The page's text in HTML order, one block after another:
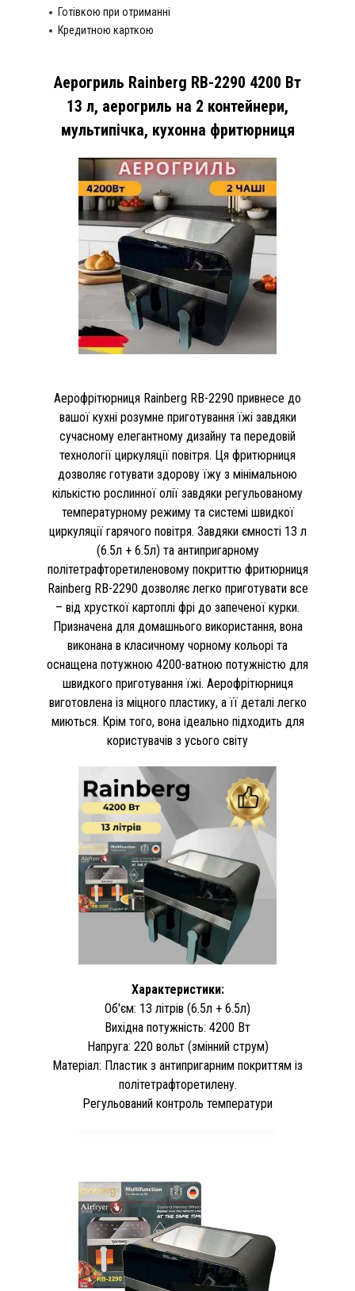
Готівкою при отриманні
Кредитною карткою
Аерогриль Rainberg RB-2290 4200 Вт
13 л, аерогриль на 2 контейнери,
мультипічка, кухонна фритюрниця
Аерофрітюрниця Rainberg RB-2290 привнесе до
вашої кухні розумне приготування їжі завдяки
сучасному елегантному дизайну та передовій
технології циркуляції повітря. Ця фритюрниця
дозволяє готувати здорову їжу з мінімальною
кількістю рослинної олії завдяки регульованому
температурному режиму та системі швидкої
циркуляції гарячого повітря. Завдяки ємності 13 л
(6.5л + 6.5л) та антипригарному
політетрафторетиленовому покриттю фритюрниця
Rainberg RB-2290 дозволяє легко приготувати все
– від хрусткої картоплі фрі до запеченої курки.
Призначена для домашнього використання, вона
виконана в класичному чорному кольорі та
оснащена потужною 4200-ватною потужністю для
швидкого приготування їжі. Аерофрітюрниця
виготовлена ​​із міцного пластику, а її деталі легко
миються. Крім того, вона ідеально підходить для
користувачів з усього світу
Характеристики:
Об'єм: 13 літрів (6.5л + 6.5л)
Вихідна потужність: 4200 Вт
Напруга: 220 вольт (змінний струм)
Матеріал: Пластик з антипригарним покриттям із
політетрафторетилену.
Регульований контроль температури